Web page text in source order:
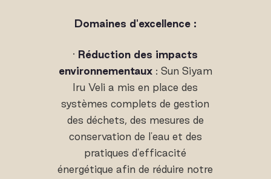
Domaines d'excellence :
· Réduction des impacts
environnementaux: Sun Siyam
Iru Veli a mis en place des
systèmes complets de gestion
des déchets, des mesures de
conservation de l'eau et des
pratiques d'efficacité
énergétique afin de réduire notre